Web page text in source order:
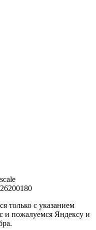
только с указанием
пожалуемся Яндексу и